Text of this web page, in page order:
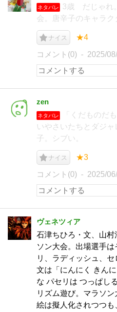
ネタバレ
3歳 だじゃれ
会。唐辛子のキャラク
ナイス ★4
コメント(0) 2025/
zen
ネタバレ
「くだものだ
いやさいたちとダジ
子。シブい。
ナイス ★3
コメント(0) 2025/
ヴェネツィア
石津ちひろ・文、山
ソン大会。出場選手
リ、ラディッシュ、セ
文は「にんにく きん
な パセリは つっぱし
リズム遊び。マラソン
絵は擬人化されつつ